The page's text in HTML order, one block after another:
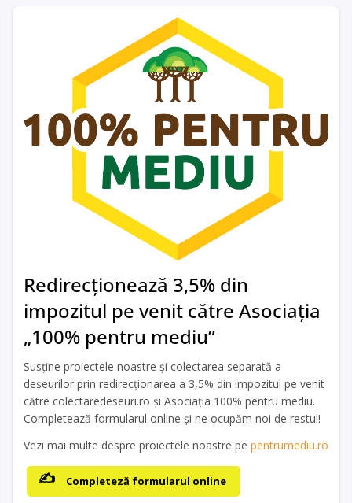
Redirecționează 3,5% din
impozitul pe venit către Asociația
„100% pentru mediu”
Susține proiectele noastre și colectarea separată a
deșeurilor prin redirecționarea a 3,5% din impozitul pe venit
către colectaredeseuri.ro și Asociația 100% pentru mediu.
Completează formularul online și ne ocupăm noi de restul!
Vezi mai multe despre proiectele noastre pe pentrumediu.ro
Completeză formularul online